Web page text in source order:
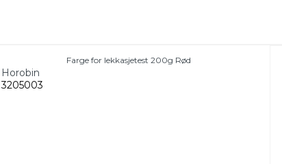
Farge for lekkasjetest 200g Rød
Horobin
3205003